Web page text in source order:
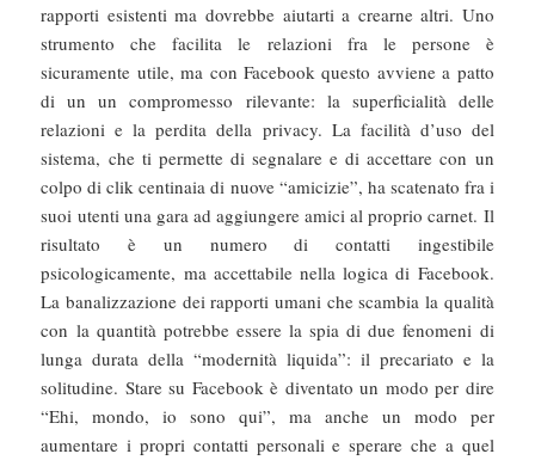
rapporti esistenti ma dovrebbe aiutarti a crearne altri. Uno
strumento che facilita le relazioni fra le persone è
sicuramente utile, ma con Facebook questo avviene a patto
di un un compromesso rilevante: la superficialità delle
relazioni e la perdita della privacy. La facilità d’uso del
sistema, che ti permette di segnalare e di accettare con un
colpo di clik centinaia di nuove “amicizie”, ha scatenato fra i
suoi utenti una gara ad aggiungere amici al proprio carnet. Il
risultato è un numero di contatti ingestibile
psicologicamente, ma accettabile nella logica di Facebook.
La banalizzazione dei rapporti umani che scambia la qualità
con la quantità potrebbe essere la spia di due fenomeni di
lunga durata della “modernità liquida”: il precariato e la
solitudine. Stare su Facebook è diventato un modo per dire
“Ehi, mondo, io sono qui”, ma anche un modo per
aumentare i propri contatti personali e sperare che a quel